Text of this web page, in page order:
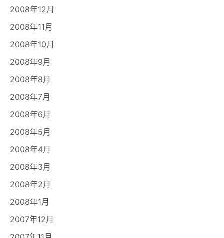
2008年12月
2008年11月
2008年10月
2008年9月
2008年8月
2008年7月
2008年6月
2008年5月
2008年4月
2008年3月
2008年2月
2008年1月
2007年12月